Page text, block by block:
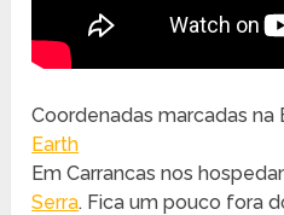
Coordenadas marcadas na
Earth
Em Carrancas nos
Serra. Fica um pouco fora